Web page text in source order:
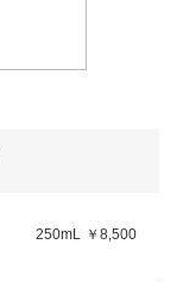
250mL ￥8,500